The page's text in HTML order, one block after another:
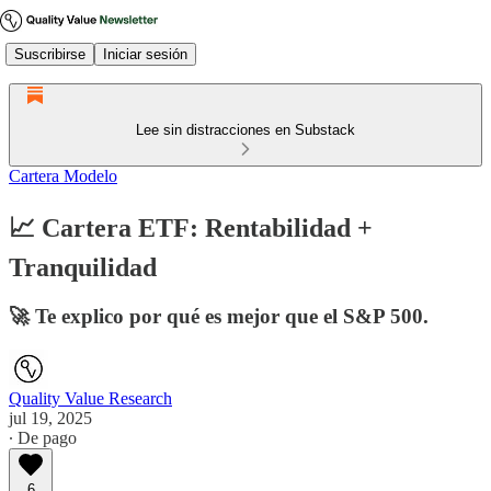
Suscribirse Iniciar sesión
Lee sin distracciones en Substack
Cartera Modelo
📈 Cartera ETF: Rentabilidad +
Tranquilidad
🚀 Te explico por qué es mejor que el S&P 500.
Quality Value Research
jul 19, 2025
∙ De pago